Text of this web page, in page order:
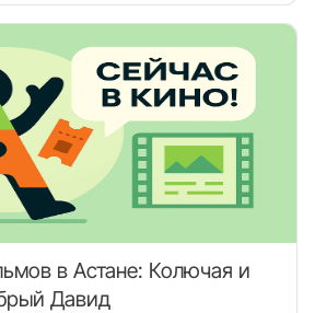
в Астане: Колючая и
Давид